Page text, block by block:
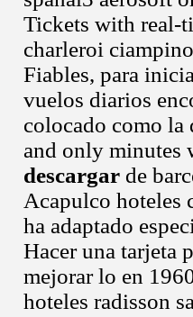
Tickets with real-
charleroi
Fiables, para
vuelos diarios
colocado como
and only minutes
descargar de
Acapulco hoteles
ha adaptado
Hacer una tarjeta
mejorar lo en
hoteles radisson